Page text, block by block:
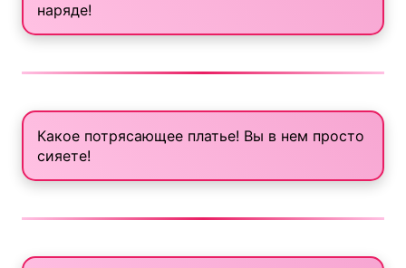
наряде!
Какое потрясающее платье! Вы в нем просто
сияете!